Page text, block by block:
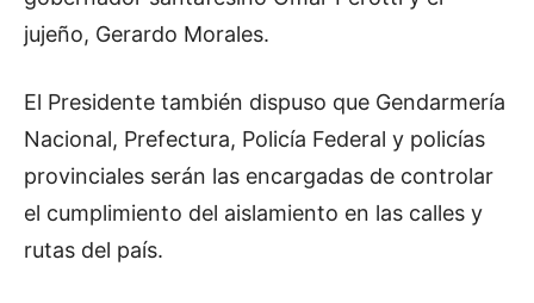
jujeño, Gerardo Morales.
El Presidente también dispuso que Gendarmería
Nacional, Prefectura, Policía Federal y policías
provinciales serán las encargadas de controlar
el cumplimiento del aislamiento en las calles y
rutas del país.